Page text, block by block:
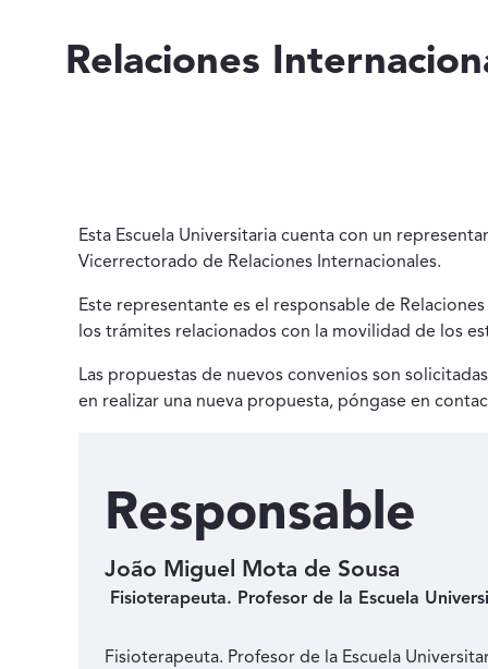
Relaciones
Esta Escuela Universitaria cuenta con un
Vicerrectorado de Relaciones Internacionales.
Este representante es el responsable de
los trámites relacionados con la movilidad de los
Las propuestas de nuevos convenios son
en realizar una nueva propuesta, póngase en
Responsable
João Miguel Mota de Sousa
Fisioterapeuta. Profesor de la Escuela
Fisioterapeuta. Profesor de la Escuela